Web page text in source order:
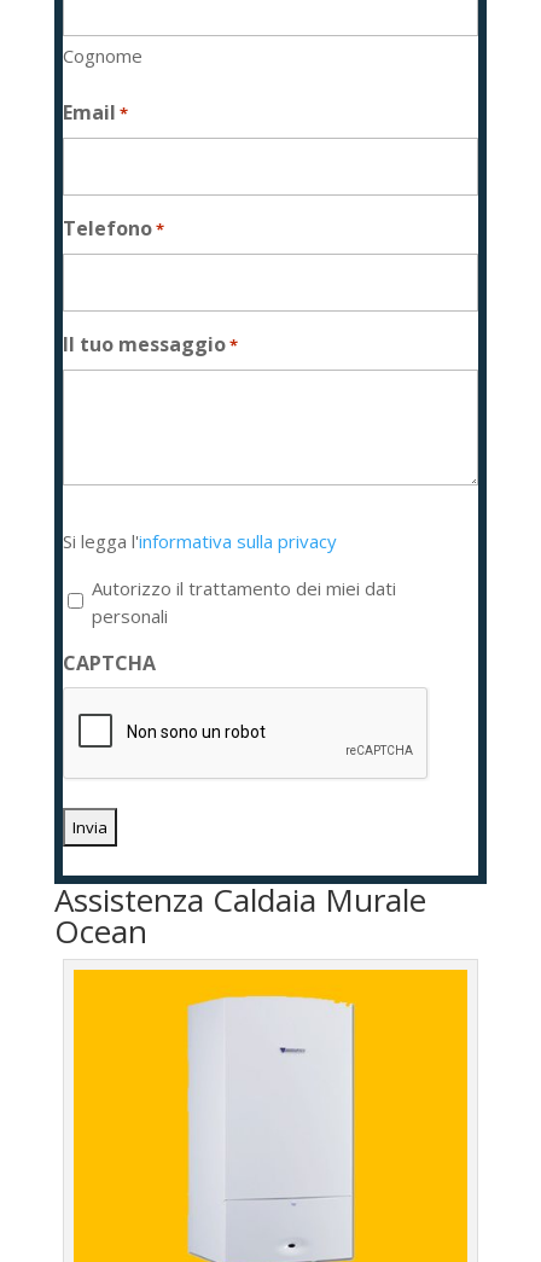
Cognome
Email *
Telefono*
Il tuo messaggio*
legga
l'informativa
sulla
privacy
*
Si legga l'informativa sulla privacy
Autorizzo il trattamento dei miei dati
personali
CAPTCHA
Assistenza Caldaia Murale
Ocean